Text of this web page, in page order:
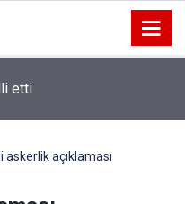
etti
askerlik açıklaması